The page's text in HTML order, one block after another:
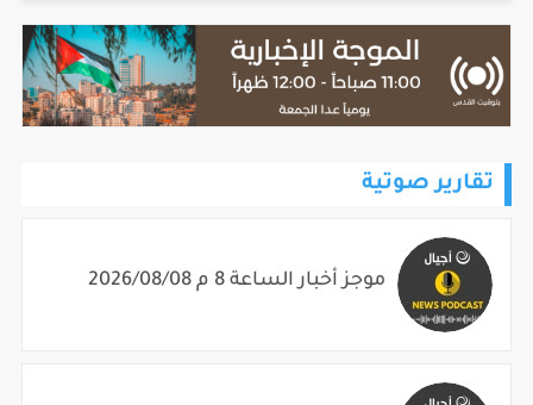
تقارير صوتية
موجز أخبار الساعة 8 م 2026/08/08